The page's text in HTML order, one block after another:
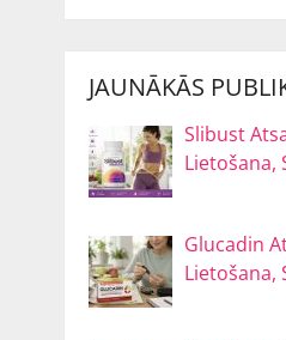
JAUNĀKĀS
Slibust
Lietošana,
Glucadin
Lietošana,